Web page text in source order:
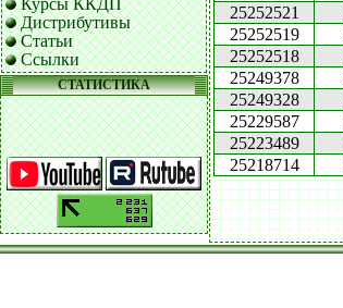
Курсы ККДП
Дистрибутивы
Статьи
Ссылки
СТАТИСТИКА
25252521
25252519
25252518
25249378
25249328
25229587
25223489
25218714